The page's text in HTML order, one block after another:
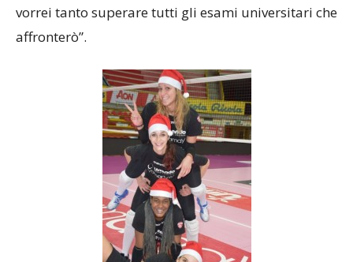
vorrei tanto superare tutti gli esami universitari che
affronterò”.